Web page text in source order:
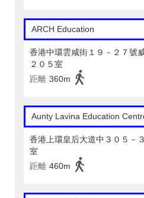
ARCH Education
香港中環雲咸街１９－２７號
２０５室
距離 360m
Aunty Lavina Education
香港上環皇后大道中３０５－
室
距離 460m